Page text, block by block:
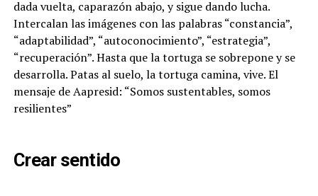
dada vuelta, caparazón abajo, y sigue dando lucha.
Intercalan las imágenes con las palabras “constancia”,
“adaptabilidad”, “autoconocimiento”, “estrategia”,
“recuperación”. Hasta que la tortuga se sobrepone y se
desarrolla. Patas al suelo, la tortuga camina, vive. El
mensaje de Aapresid: “Somos sustentables, somos
resilientes”
Crear sentido